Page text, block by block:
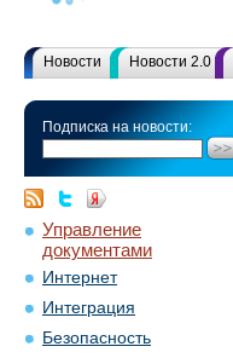
Новости Новости 2.0
Подписка на новости:
Управление
документами
Интернет
Интеграция
Безопасность